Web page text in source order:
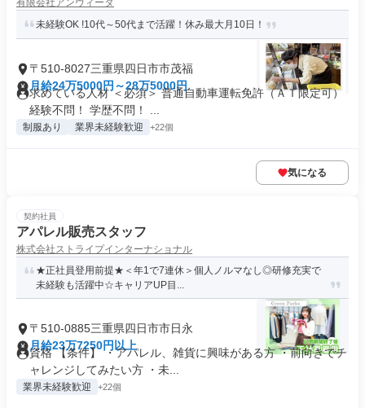
有限会社アンヴィータ
未経験OK !10代～50代まで活躍！休み最大月10日！
〒510-8027三重県四日市市茂福
月給24万5000円～28万5000円
求めている人材 ＜必須＞ 普通自動車運転免許（ＡＴ限定可）
経験不問！ 学歴不問！ ...
制服あり 業界未経験歓迎 +22個
気になる
契約社員
アパレル販売スタッフ
株式会社ストライプインターナショナル
★正社員登用前提★＜年1で7連休＞個人ノルマなし◎研修充実で
未経験も活躍中☆キャリアUP目...
〒510-0885三重県四日市市日永
月給23万7250円以上
資格 【条件】 ・アパレル、雑貨に興味がある方 ・前向きでチ
ャレンジしてみたい方 ・未...
業界未経験歓迎 +22個